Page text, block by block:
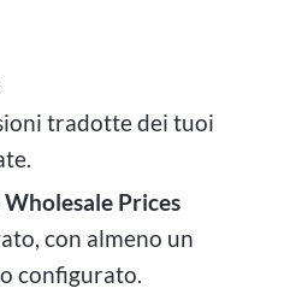
tradotte dei tuoi
Prices
con almeno un
configurato.